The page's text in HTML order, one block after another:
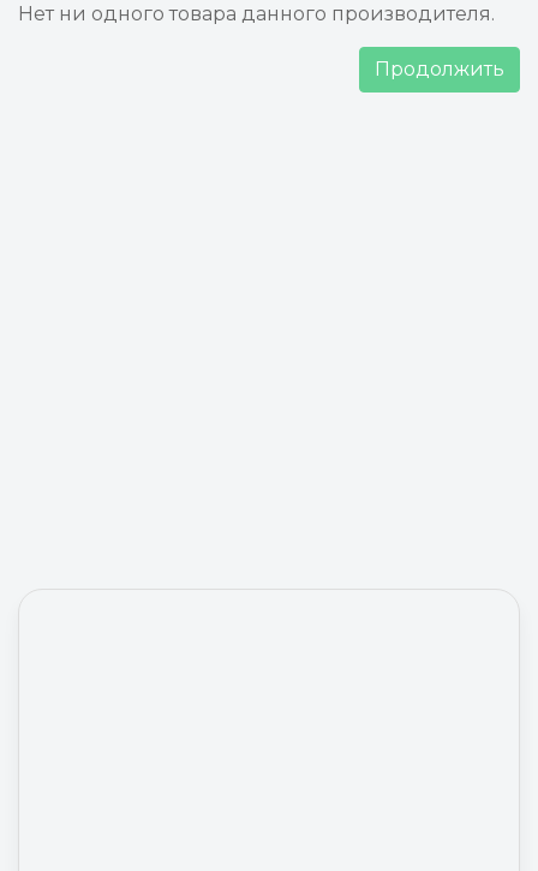
Нет ни одного товара данного производителя.
Продолжить